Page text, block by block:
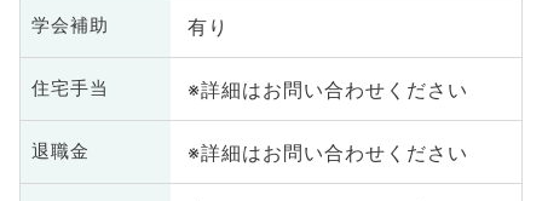
学会補助 有り
住宅手当 ※詳細はお問い合わせください
退職金 ※詳細はお問い合わせください